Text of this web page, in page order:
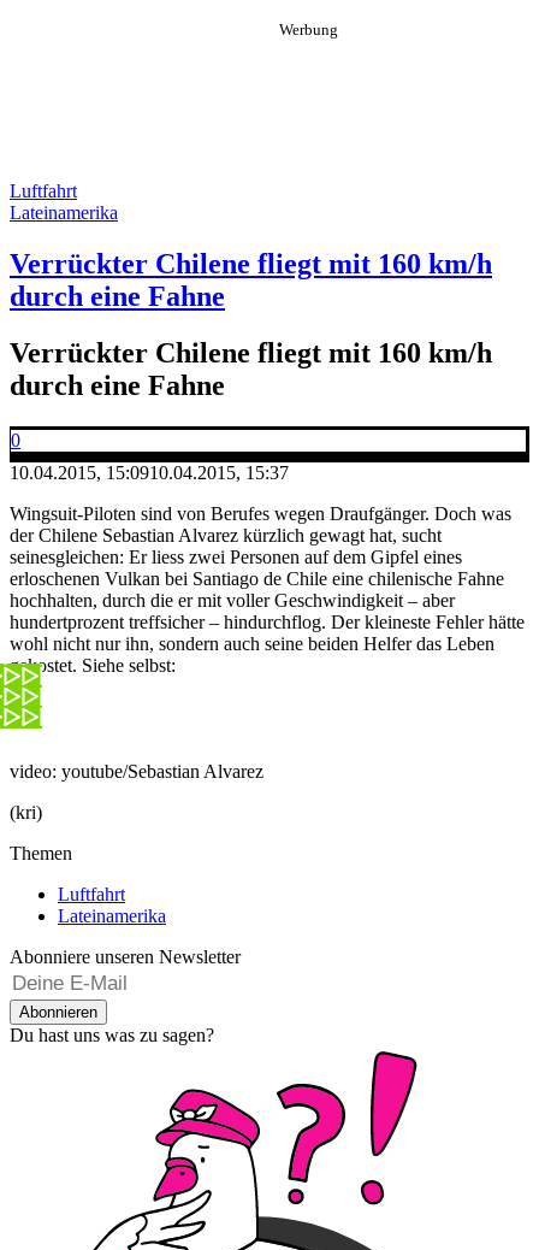
Luftfahrt
Lateinamerika
Verrückter Chilene fliegt mit 160 km/h
durch eine Fahne
Verrückter Chilene fliegt mit 160 km/h
durch eine Fahne
0
10.04.2015, 15:0910.04.2015, 15:37
Wingsuit-Piloten sind von Berufes wegen Draufgänger. Doch was
der Chilene Sebastian Alvarez kürzlich gewagt hat, sucht
seinesgleichen: Er liess zwei Personen auf dem Gipfel eines
erloschenen Vulkan bei Santiago de Chile eine chilenische Fahne
hochhalten, durch die er mit voller Geschwindigkeit – aber
hundertprozent treffsicher – hindurchflog. Der kleineste Fehler hätte
wohl nicht nur ihn, sondern auch seine beiden Helfer das Leben
gekostet. Siehe selbst:
video: youtube/Sebastian Alvarez
(kri)
Themen
Luftfahrt
Lateinamerika
Abonniere unseren Newsletter
Abonnieren
Du hast uns was zu sagen?